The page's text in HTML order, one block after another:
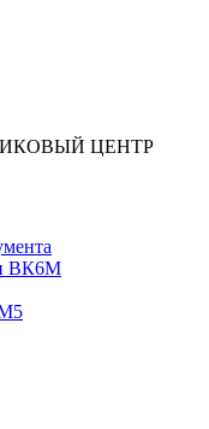
ЦЕНТР
ВК6М